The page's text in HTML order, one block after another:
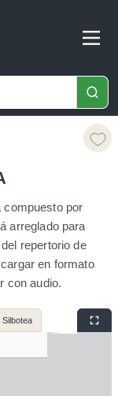
compuesto por
arreglado para
repertorio de
en formato
con audio.
Silbotea